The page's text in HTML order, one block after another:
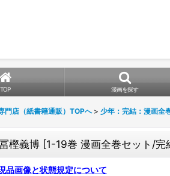
TOP 漫画を探す
門店（紙書籍通販）TOPへ > 少年：完結：漫画全
樫義博 [1-19巻 漫画全巻セット/完
品画像と状態規定について